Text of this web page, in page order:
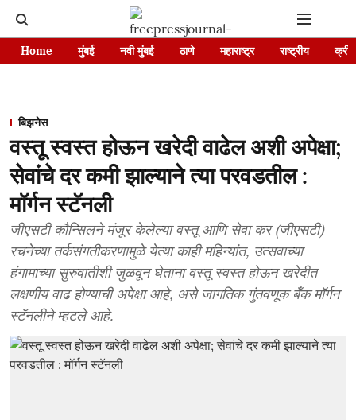
Home मुंबई नवी मुंबई ठाणे महाराष्ट्र राष्ट्रीय
बिझनेस
वस्तू स्वस्त होऊन खरेदी वाढेल अशी अपेक्षा;
सेवांचे दर कमी झाल्याने त्या परवडतील :
मॉर्गन स्टॅनली
जीएसटी कौन्सिलने मंजूर केलेल्या वस्तू आणि सेवा कर (जीएसटी)
रचनेच्या तर्कसंगतीकरणामुळे येत्या काही महिन्यांत, उत्सवाच्या
हंगामाच्या सुरुवातीशी जुळवून घेताना वस्तू स्वस्त होऊन खरेदीत
लक्षणीय वाढ होण्याची अपेक्षा आहे, असे जागतिक गुंतवणूक बँक मॉर्गन
स्टॅनलीने म्हटले आहे.